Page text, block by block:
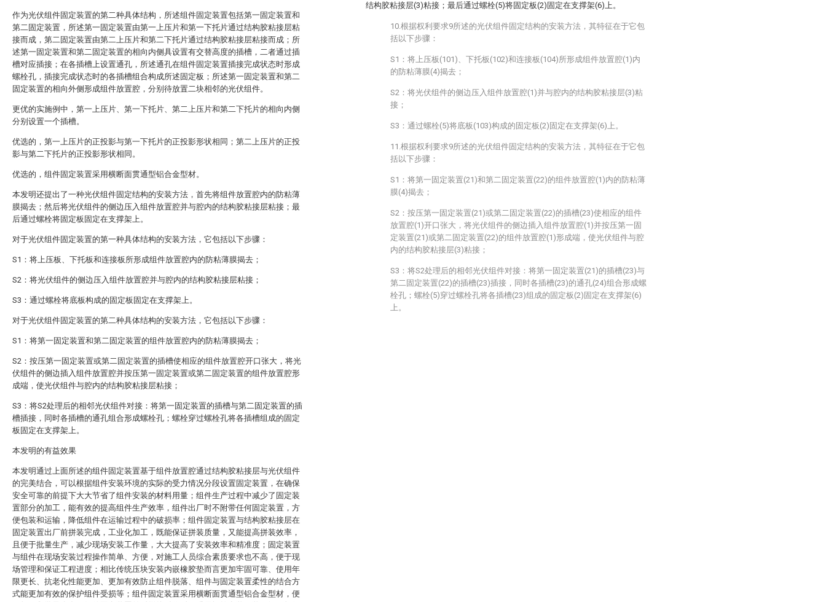
作为光伏组件固定装置的第二种具体结构，所述组件固定装置包括第一固定装置和
第二固定装置，所述第一固定装置由第一上压片和第一下托片通过结构胶粘接层粘
接而成，第二固定装置由第二上压片和第二下托片通过结构胶粘接层粘接而成；所
述第一固定装置和第二固定装置的相向内侧具设置有交替高度的插槽，二者通过插
槽对应插接；在各插槽上设置通孔，所述通孔在组件固定装置插接完成状态时形成
螺栓孔，插接完成状态时的各插槽组合构成所述固定板；所述第一固定装置和第二
固定装置的相向外侧形成组件放置腔，分别待放置二块相邻的光伏组件。
更优的实施例中，第一上压片、第一下托片、第二上压片和第二下托片的相向内侧
分别设置一个插槽。
优选的，第一上压片的正投影与第一下托片的正投影形状相同；第二上压片的正投
影与第二下托片的正投影形状相同。
优选的，组件固定装置采用横断面贯通型铝合金型材。
本发明还提出了一种光伏组件固定结构的安装方法，首先将组件放置腔内的防粘薄
膜揭去；然后将光伏组件的侧边压入组件放置腔并与腔内的结构胶粘接层粘接；最
后通过螺栓将固定板固定在支撑架上。
对于光伏组件固定装置的第一种具体结构的安装方法，它包括以下步骤：
S1：将上压板、下托板和连接板所形成组件放置腔内的防粘薄膜揭去；
S2：将光伏组件的侧边压入组件放置腔并与腔内的结构胶粘接层粘接；
S3：通过螺栓将底板构成的固定板固定在支撑架上。
对于光伏组件固定装置的第二种具体结构的安装方法，它包括以下步骤：
S1：将第一固定装置和第二固定装置的组件放置腔内的防粘薄膜揭去；
S2：按压第一固定装置或第二固定装置的插槽使相应的组件放置腔开口张大，将光
伏组件的侧边插入组件放置腔并按压第一固定装置或第二固定装置的组件放置腔形
成端，使光伏组件与腔内的结构胶粘接层粘接；
S3：将S2处理后的相邻光伏组件对接：将第一固定装置的插槽与第二固定装置的插
槽插接，同时各插槽的通孔组合形成螺栓孔；螺栓穿过螺栓孔将各插槽组成的固定
板固定在支撑架上。
本发明的有益效果
本发明通过上面所述的组件固定装置基于组件放置腔通过结构胶粘接层与光伏组件
的完美结合，可以根据组件安装环境的实际的受力情况分段设置固定装置，在确保
安全可靠的前提下大大节省了组件安装的材料用量；组件生产过程中减少了固定装
置部分的加工，能有效的提高组件生产效率，组件出厂时不附带任何固定装置，方
便包装和运输，降低组件在运输过程中的破损率；组件固定装置与结构胶粘接层在
固定装置出厂前拼装完成，工业化加工，既能保证拼装质量，又能提高拼装效率，
且便于批量生产，减少现场安装工作量，大大提高了安装效率和精准度；固定装置
与组件在现场安装过程操作简单、方便，对施工人员综合素质要求也不高，便于现
场管理和保证工程进度；相比传统压块安装内嵌橡胶垫而言更加牢固可靠、使用年
限更长、抗老化性能更加、更加有效防止组件脱落、组件与固定装置柔性的结合方
式能更加有效的保护组件受损等；组件固定装置采用横断面贯通型铝合金型材，便
结构胶粘接层(3)粘接；最后通过螺栓(5)将固定板(2)固定在支撑架(6)上。
10.根据权利要求9所述的光伏组件固定结构的安装方法，其特征在于它包
括以下步骤：
S1：将上压板(101)、下托板(102)和连接板(104)所形成组件放置腔(1)内
的防粘薄膜(4)揭去；
S2：将光伏组件的侧边压入组件放置腔(1)并与腔内的结构胶粘接层(3)粘
接；
S3：通过螺栓(5)将底板(103)构成的固定板(2)固定在支撑架(6)上。
11.根据权利要求9所述的光伏组件固定结构的安装方法，其特征在于它包
括以下步骤：
S1：将第一固定装置(21)和第二固定装置(22)的组件放置腔(1)内的防粘薄
膜(4)揭去；
S2：按压第一固定装置(21)或第二固定装置(22)的插槽(23)使相应的组件
放置腔(1)开口张大，将光伏组件的侧边插入组件放置腔(1)并按压第一固
定装置(21)或第二固定装置(22)的组件放置腔(1)形成端，使光伏组件与腔
内的结构胶粘接层(3)粘接；
S3：将S2处理后的相邻光伏组件对接：将第一固定装置(21)的插槽(23)与
第二固定装置(22)的插槽(23)插接，同时各插槽(23)的通孔(24)组合形成螺
栓孔；螺栓(5)穿过螺栓孔将各插槽(23)组成的固定板(2)固定在支撑架(6)
上。